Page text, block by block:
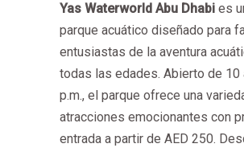
Yas Waterworld Abu Dhabi es
parque acuático diseñado para
entusiastas de la aventura
todas las edades. Abierto de 10
p.m., el parque ofrece una
atracciones emocionantes con
entrada a partir de AED 250.